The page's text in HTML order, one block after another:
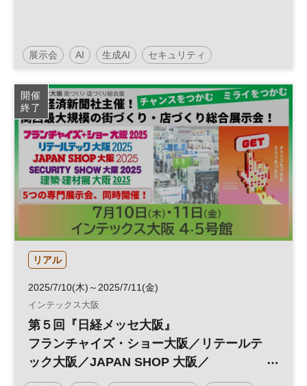
展示会 AI 生成AI セキュリティ
イノベーション 人工知能 テクノロジー
情報セキュリティ DX HR 参加無料
開催
終了
リアル
2025/7/10(木)～2025/7/11(金)
インテックス大阪
第５回『日経メッセ大阪』
フランチャイズ・ショー大阪／リテールテ
ック大阪／JAPAN SHOP 大阪／
SECURITY SHOW 大阪／建築・建材展大